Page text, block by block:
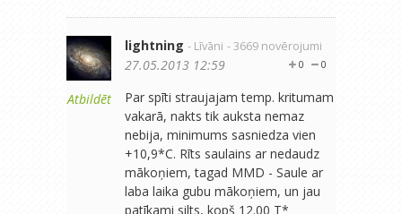
Atbildēt
lightning - Līvāni - 3669 novērojumi
0
0
27.05.2013 12:59
Par spīti straujajam temp. kritumam
vakarā, nakts tik auksta nemaz
nebija, minimums sasniedza vien
+10,9*C. Rīts saulains ar nedaudz
mākoņiem, tagad MMD - Saule ar
laba laika gubu mākoņiem, un jau
patīkami silts, kopš 12.00 T*